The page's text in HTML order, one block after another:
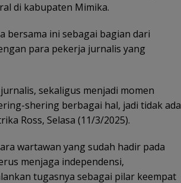
di kabupaten Mimika.
bersama ini sebagai bagian dari
para pekerja jurnalis yang
sekaligus menjadi momen
shering berbagai hal, jadi tidak ada
Ross, Selasa (11/3/2025).
wartawan yang sudah hadir pada
menjaga independensi,
tugasnya sebagai pilar keempat